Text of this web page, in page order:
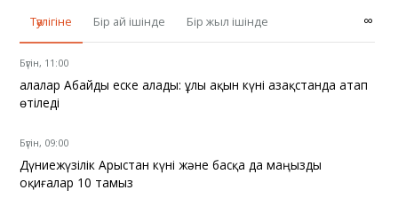
Тәулігіне
Бір ай ішінде Бір жыл ішінде ∞
Бүгін, 11:00
Қалалар Абайды еске алады: ұлы ақын күні Қазақстанда атап
өтіледі
Бүгін, 09:00
Дүниежүзілік Арыстан күні және басқа да маңызды
оқиғалар 10 тамыз